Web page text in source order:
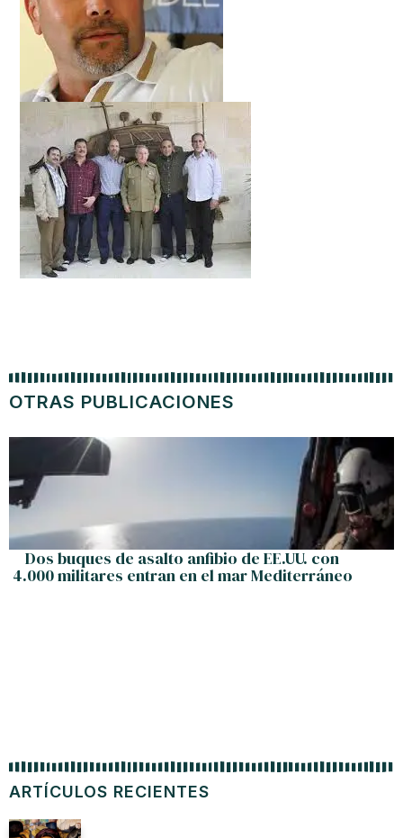
ARTÍCULOS RECIENTES
OTRAS PUBLICACIONES
Dos buques de asalto anfibio de EE.UU. con
4.000 militares entran en el mar Mediterráneo